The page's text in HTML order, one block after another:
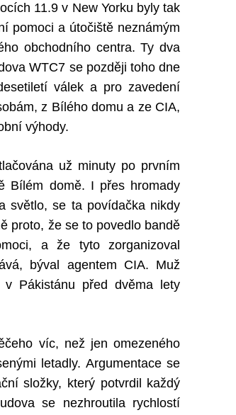
11.9 v New Yorku byly tak
pomoci a útočiště neznámým
obchodního centra. Ty dva
WTC7 se později toho dne
válek a pro zavedení
z Bílého domu a ze CIA,
výhody.
už minuty po prvním
Bílém domě. I přes hromady
světlo, se ta povídačka nikdy
proto, že se to povedlo bandě
a že tyto zorganizoval
býval agentem CIA. Muž
Pákistánu před dvěma lety
víc, než jen omezeného
letadly. Argumentace se
složky, který potvrdil každý
se nezhroutila rychlostí